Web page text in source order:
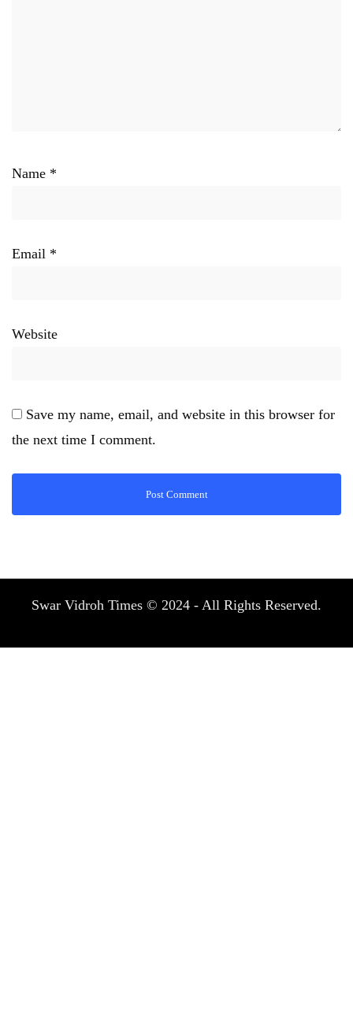
Name *
Email *
Website
Save my name, email, and website in this browser for
the next time I comment.
Swar Vidroh Times © 2024 - All Rights Reserved.